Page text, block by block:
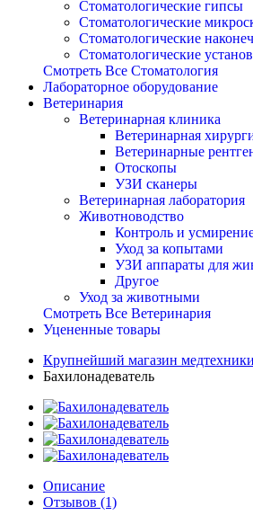
Стоматологические гипсы
Стоматологические
Стоматологические
Стоматологические
Смотреть Все Стоматология
Лабораторное оборудование
Ветеринария
Ветеринарная клиника
Ветеринарная
Ветеринарные
Отоскопы
УЗИ сканеры
Ветеринарная лаборатория
Животноводство
Контроль и
Уход за копытами
УЗИ аппараты для
Другое
Уход за животными
Смотреть Все Ветеринария
Уцененные товары
Крупнейший магазин медтехники
Бахилонадеватель
Описание
Отзывов (1)